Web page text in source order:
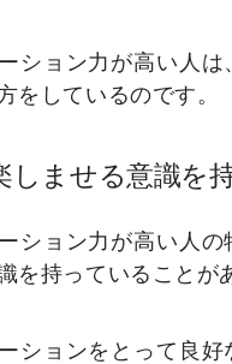
ション力が高い人は
をしているのです。
しませる意識を
ション力が高い人の
を持っていることが
ションをとって良好